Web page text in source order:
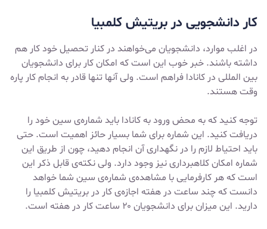
کار دانشجویی در بریتیش کلمبیا
در اغلب موارد، دانشجویان می‌خواهند در کنار تحصیل خود کار هم
داشته باشند. خبر خوب این است که امکان کار برای دانشجویان
بین المللی در کانادا فراهم است. ولی آنها تنها قادر به انجام کار پاره
وقت هستند.
توجه کنید که به محض ورود به کانادا باید شماره‌ی سین خود را
دریافت کنید. این شماره برای شما بسیار حائز اهمیت است. حتی
باید احتیاط لازم را در نگهداری آن انجام دهید، چون از طریق این
شماره امکان کلاهبرداری نیز وجود دارد. ولی نکته‌ی قابل ذکر این
است که هر کارفرمایی با مشاهده‌ی شماره‌ی سین شما خواهد
دانست که چند ساعت در هفته اجازه‌ی کار در بریتیش کلمبیا را
دارید. این میزان برای دانشجویان ۲۰ ساعت کار در هفته است.